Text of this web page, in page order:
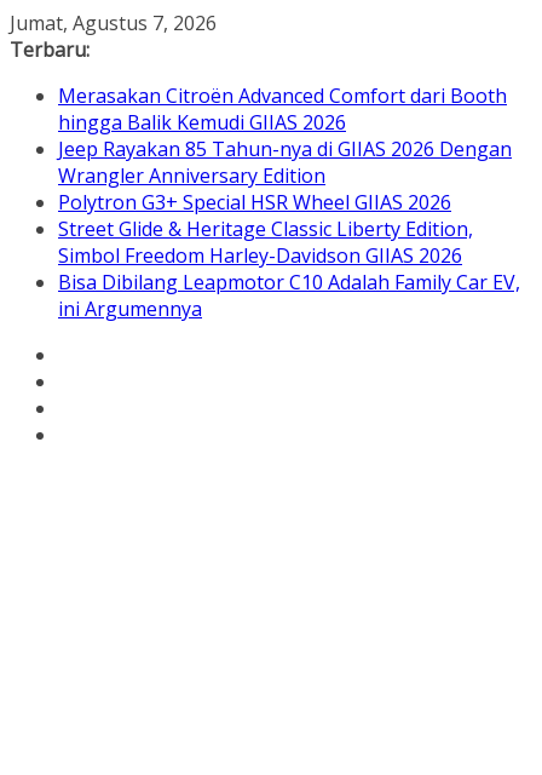
Skip
to
Jumat, Agustus 7, 2026
Terbaru:
Merasakan Citroën Advanced Comfort dari Booth
hingga Balik Kemudi GIIAS 2026
Jeep Rayakan 85 Tahun-nya di GIIAS 2026 Dengan
Wrangler Anniversary Edition
Polytron G3+ Special HSR Wheel GIIAS 2026
Street Glide & Heritage Classic Liberty Edition,
Simbol Freedom Harley-Davidson GIIAS 2026
Bisa Dibilang Leapmotor C10 Adalah Family Car EV,
ini Argumennya